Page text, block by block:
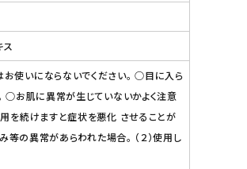
ス
使いにならないでください。 ○目に入ら
○お肌に異常が生じていないかよく注意
を続けますと症状を悪化 させることが
等の異常があらわれた場合。 （２）使用し